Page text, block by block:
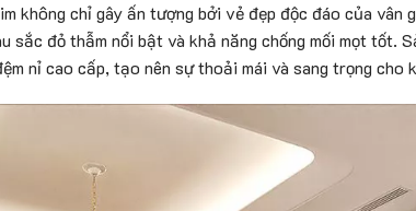
không chỉ gây ấn tượng bởi vẻ đẹp độc đáo của vân
sắc đỏ thẫm nổi bật và khả năng chống mối mọt tốt.
nỉ cao cấp, tạo nên sự thoải mái và sang trọng cho